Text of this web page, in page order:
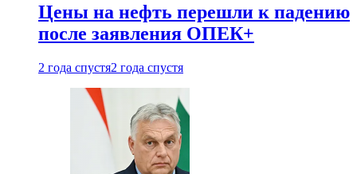
Цены на нефть перешли к падению
после заявления ОПЕК+
2 года спустя2 года спустя